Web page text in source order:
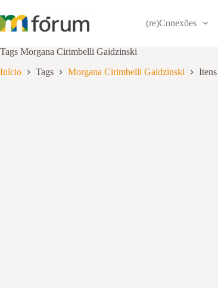
para
o
(re)Conexões
Tags Morgana Cirimbelli Gaidzinski
Início Tags Morgana Cirimbelli Gaidzinski Itens